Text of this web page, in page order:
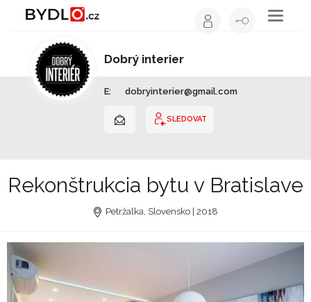
Toggle
Dobrý interier
E: dobryinterier@gmail.com
SLEDOVAT
Rekonštrukcia bytu v Bratislave
Petržalka, Slovensko | 2018